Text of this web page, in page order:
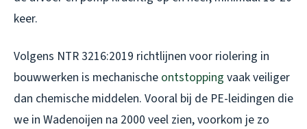
keer.
Volgens NTR 3216:2019 richtlijnen voor riolering in
bouwwerken is mechanische ontstopping vaak veiliger
dan chemische middelen. Vooral bij de PE-leidingen die
we in Wadenoijen na 2000 veel zien, voorkom je zo